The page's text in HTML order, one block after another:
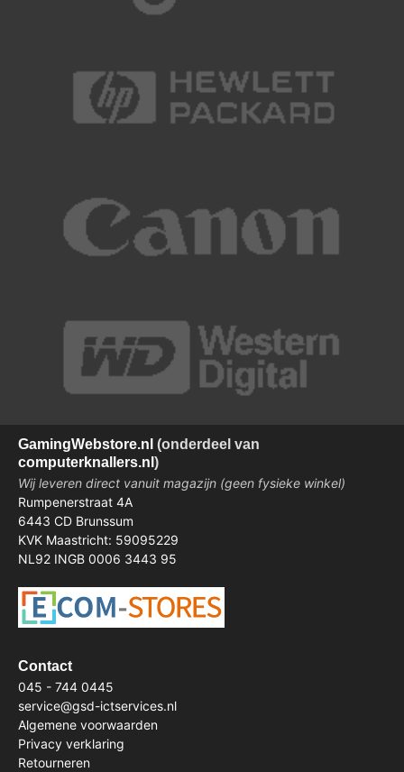
GamingWebstore.nl (onderdeel van
computerknallers.nl )
Wij leveren direct vanuit magazijn (geen fysieke winkel)
Rumpenerstraat 4A
6443 CD Brunssum
KVK Maastricht: 59095229
NL92 INGB 0006 3443 95
Contact
045 - 744 0445
service@gsd-ictservices.nl
Algemene voorwaarden
Privacy verklaring
Retourneren